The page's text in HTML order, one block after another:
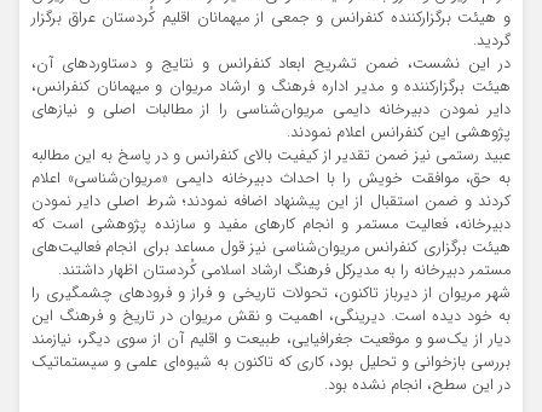
و هیئت برگزارکننده کنفرانس و جمعی از میهمانان اقلیم کُردستان عراق برگزار
گردید.
در این نشست، ضمن تشریح ابعاد کنفرانس و نتایج و دستاوردهای آن،
هیئت برگزارکننده و مدیر اداره فرهنگ و ارشاد مریوان و میهمانان کنفرانس،
دایر نمودن دبیرخانه دایمی مریوان‌شناسی را از مطالبات اصلی و نیازهای
پژوهشی این کنفرانس اعلام نمودند.
عبید رستمی نیز ضمن تقدیر از کیفیت بالای کنفرانس و در پاسخ به این مطالبه
به حق، موافقت خویش را با احداث دبیرخانه دایمی «مریوان‌شناسی» اعلام
کردند و ضمن استقبال از این پیشنهاد اضافه نمودند؛ شرط اصلی دایر نمودن
دبیرخانه، فعالیت مستمر و انجام کارهای مفید و سازنده پژوهشی است که
هیئت برگزاری کنفرانس مریوان‌شناسی نیز قول مساعد برای انجام فعالیت‌های
مستمر دبیرخانه را به مدیرکل فرهنگ ارشاد اسلامی کُردستان اظهار داشتند.
شهر مریوان از دیرباز تاکنون، تحولات تاریخی و فراز و فرودهای چشمگیری را
به خود دیده است. دیرینگی، اهمیت و نقش مریوان در تاریخ و فرهنگ این
دیار از یک‌سو و موقعیت جغرافیایی، طبیعت و اقلیم آن از سوی دیگر، نیازمند
بررسی بازخوانی و تحلیل بود، کاری که تاکنون به شیوه‌ای علمی و سیستماتیک
در این سطح، انجام نشده بود.